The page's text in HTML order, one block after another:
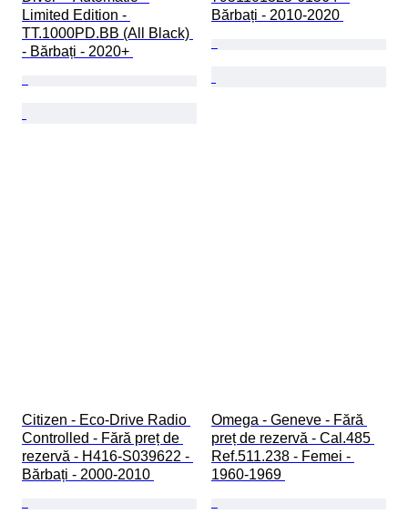
Limited Edition -
TT.1000PD.BB (All Black)
- Bărbați - 2020+
Bărbați - 2010-2020
Citizen - Eco-Drive Radio
Controlled - Fără preț de
rezervă - H416-S039622 -
Bărbați - 2000-2010
Omega - Geneve - Fără
preț de rezervă - Cal.485
Ref.511.238 - Femei -
1960-1969